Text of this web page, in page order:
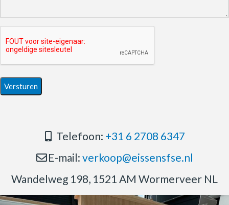
Telefoon: +31 6 2708 6347
E-mail: verkoop@eissensfse.nl
Wandelweg 198, 1521 AM Wormerveer NL